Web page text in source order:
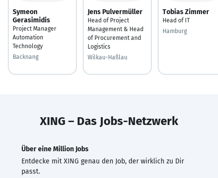
Symeon
Gerasimidis
Project Manager
Automation
Technology
Backnang
Jens Pulvermüller
Head of Project
Management & Head
of Procurement and
Logistics
Wilkau-Haßlau
Tobias Zimmer
Head of IT
Hamburg
XING – Das Jobs-Netzwerk
Über eine Million Jobs
Entdecke mit XING genau den Job, der wirklich zu Dir
passt.